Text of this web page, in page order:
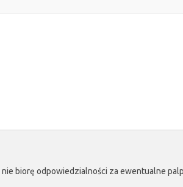
biorę odpowiedzialności za ewentualne